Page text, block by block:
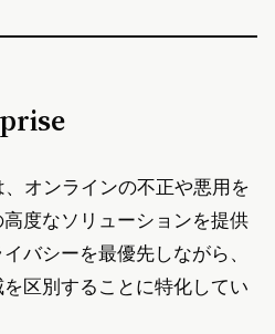
オンラインの不正や悪用を
度なソリューションを提供
バシーを最優先しながら、
区別することに特化してい